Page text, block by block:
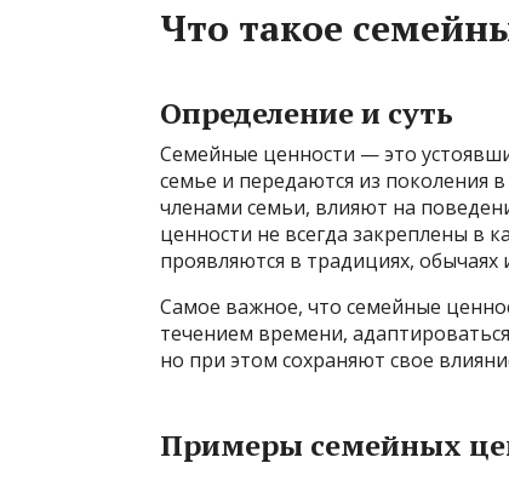
Что такое
Определение и суть
Семейные ценности — это
семье и передаются из
членами семьи, влияют на
ценности не всегда закреплены в
проявляются в традициях,
Самое важное, что семейные
течением времени,
но при этом сохраняют свое
Примеры семейных